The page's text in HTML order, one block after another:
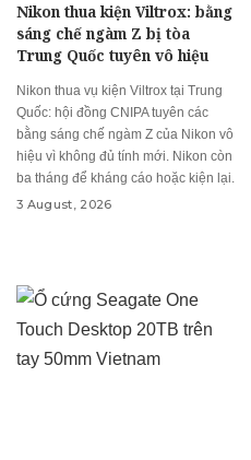
Nikon thua kiện Viltrox: bằng
sáng chế ngàm Z bị tòa
Trung Quốc tuyên vô hiệu
Nikon thua vụ kiện Viltrox tại Trung
Quốc: hội đồng CNIPA tuyên các
bằng sáng chế ngàm Z của Nikon vô
hiệu vì không đủ tính mới. Nikon còn
ba tháng để kháng cáo hoặc kiện lại.
3 August, 2026